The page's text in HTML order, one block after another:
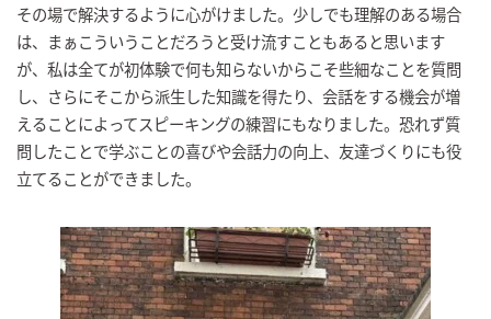
その場で解決するように心がけました。少しでも理解のある場合
は、まぁこういうことだろうと受け流すこともあると思います
が、私は全てが初体験で何も知らないからこそ些細なことを質問
し、さらにそこから派生した知識を得たり、会話をする機会が増
えることによってスピーキングの練習にもなりました。恐れず質
問したことで学ぶことの喜びや会話力の向上、友達づくりにも役
立てることができました。